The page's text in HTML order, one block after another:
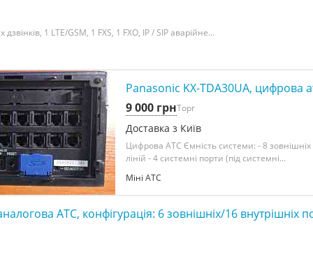
1 LTE/GSM, 1 FXS, 1 FXO, IP / SIP аварійне...
Panasonic KX-TDA30UA, цифрова
9 000 грнТорг
Доставка з Київ
Цифрова АТС Ємність системи: - 8
ліній - 4 системні порти (під системні...
Міні АТС
АТС, конфігурація: 6 зовнішніх/16 внутрішніх